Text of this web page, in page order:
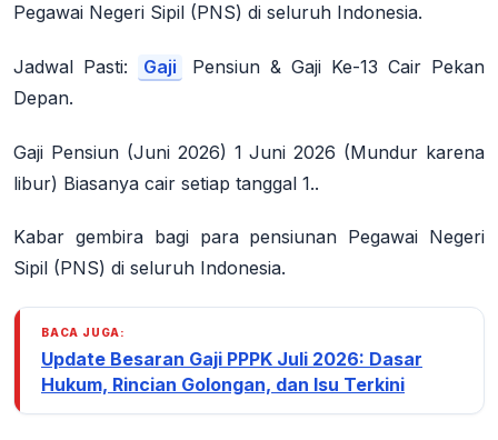
Pegawai Negeri Sipil (PNS) di seluruh Indonesia.
Jadwal Pasti: Gaji
Pensiun & Gaji Ke-13 Cair Pekan
Depan.
Gaji Pensiun (Juni 2026) 1 Juni 2026 (Mundur karena
libur) Biasanya cair setiap tanggal 1..
Kabar gembira bagi para pensiunan Pegawai Negeri
Sipil (PNS) di seluruh Indonesia.
BACA JUGA:
Update Besaran Gaji PPPK Juli 2026: Dasar
Hukum, Rincian Golongan, dan Isu Terkini